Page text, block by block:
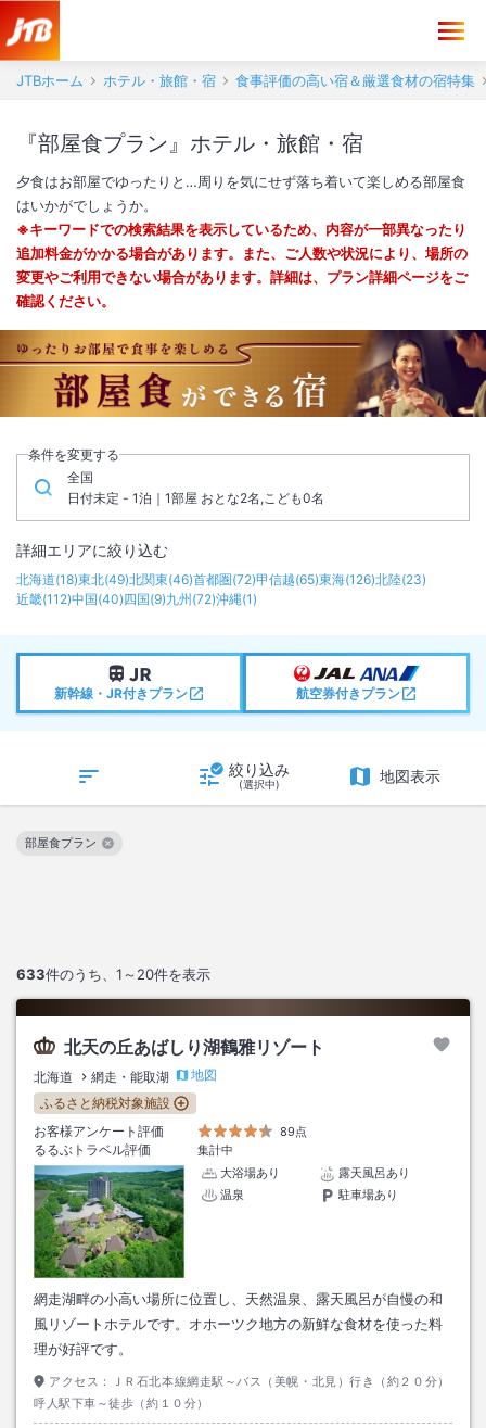
JTBホーム ホテル・旅館・宿 食事評価の高い宿＆厳選食材の宿特集
『部屋食プラン』ホテル・旅館・宿
夕食はお部屋でゆったりと…周りを気にせず落ち着いて楽しめる部屋食
はいかがでしょうか。
※キーワードでの検索結果を表示しているため、内容が一部異なったり
追加料金がかかる場合があります。また、ご人数や状況により、場所の
変更やご利用できない場合があります。詳細は、プラン詳細ページをご
確認ください。
条件を変更する
全国
日付未定 - 1泊｜1部屋 おとな2名,こども0名
詳細エリアに絞り込む
北海道(18)東北(49)北関東(46)首都圏(72)甲信越(65)東海(126)北陸(23)
近畿(112)中国(40)四国(9)九州 (72)沖縄(1)
新幹線・JR付きプラン 航空券付きプラン
絞り込み
(選択中) 地図表示
633件のうち、 1～20件を表示
部屋食プラン
この絞り込み条件を解除
北天の丘あばしり湖鶴雅リゾート
北海道 網走・能取湖
地図
ふるさと納税対象施設
お客様アンケート評価
89点
るるぶトラベル評価
集計中
大浴場あり
露天風呂あり
温泉
駐車場あり
網走湖畔の小高い場所に位置し、天然温泉、露天風呂が自慢の和
風リゾートホテルです。オホーツク地方の新鮮な食材を使った料
理が好評です。
アクセス：
ＪＲ石北本線網走駅～バス（美幌・北見）行き（約２０分）
呼人駅下車～徒歩（約１０分）